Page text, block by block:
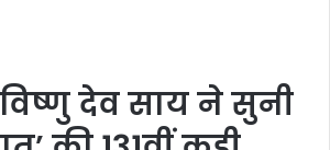
देव साय ने सुनी